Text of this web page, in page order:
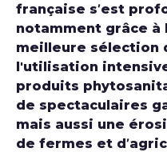
française s’est
notamment grâce à
meilleure sélection
l'utilisation
produits
de spectaculaires
mais aussi une
de fermes et